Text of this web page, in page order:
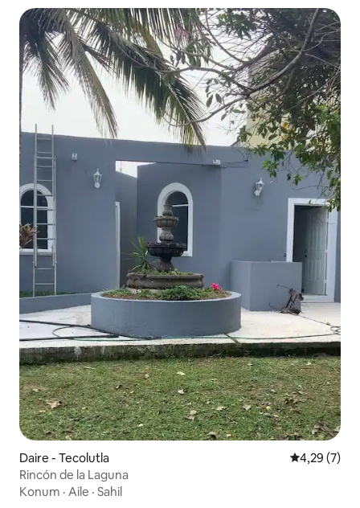
Daire - Tecolutla 5 üzerinden
4,29 (7)
Rincón de la Laguna
Konum · Aile · Sahil